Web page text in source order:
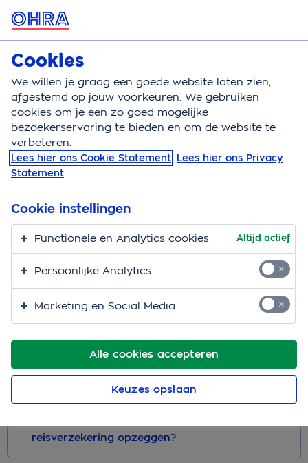
MENU
Doorlopende reisverzekering
Doorlopende reisverzekering Veelgestelde vragen
Veelgestelde vragen
doorlopende
reisverzekering
Heb je een vraag over de OHRA Doorlopende
reisverzekering? Misschien staat je vraag hier wel bij.
Veelgestelde vragen
doorlopende reisverzekering
Hoe lang loopt mijn doorlopende
reisverzekering?
reisverzekering opzeggen?
Cookies
We willen je graag een goede website laten zien,
afgestemd op jouw voorkeuren. We gebruiken
cookies om je een zo goed mogelijke
bezoekerservaring te bieden en om de website te
verbeteren.
Lees hier ons Cookie Statement Lees hier ons Privacy
Statement
Alle cookies accepteren
Cookie instellingen
Functionele en Analytics cookies Altijd actief
Persoonlijke Analytics
Marketing en Social Media
Keuzes opslaan